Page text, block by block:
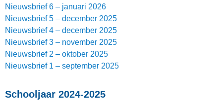
Nieuwsbrief 6 – januari 2026
Nieuwsbrief 5 – december 2025
Nieuwsbrief 4 – december 2025
Nieuwsbrief 3 – november 2025
Nieuwsbrief 2 – oktober 2025
Nieuwsbrief 1 – september 2025
Schooljaar 2024-2025